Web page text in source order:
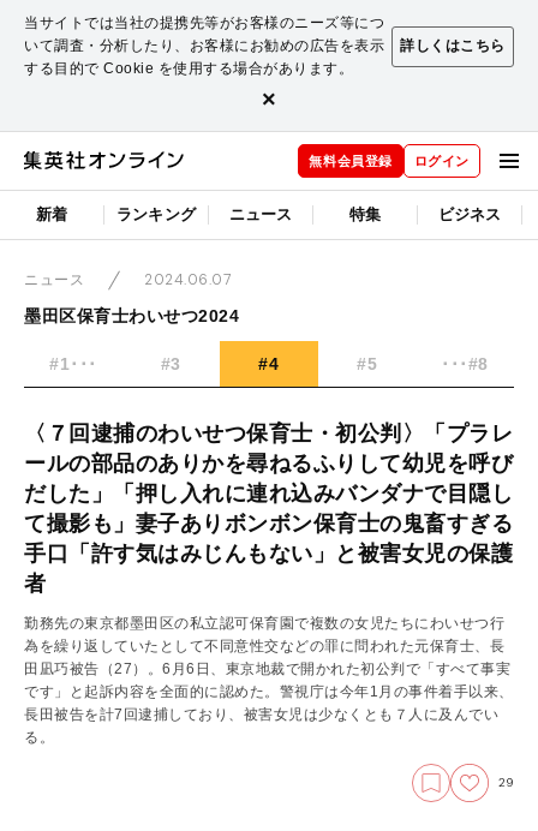
当サイトでは当社の提携先等がお客様のニーズ等につ
いて調査・分析したり、お客様にお勧めの広告を表示
する目的で Cookie を使用する場合があります。
詳しくはこちら
×
無料会員登録 ログイン
新着 ランキング ニュース 特集 ビジネス
ニュース
2024.06.07
墨田区保育士わいせつ2024
#1･･･ #3 #4 #5 ･･･#8
〈７回逮捕のわいせつ保育士・初公判〉「プラレ
ールの部品のありかを尋ねるふりして幼児を呼び
だした」「押し入れに連れ込みバンダナで目隠し
て撮影も」妻子ありボンボン保育士の鬼畜すぎる
手口「許す気はみじんもない」と被害女児の保護
者
勤務先の東京都墨田区の私立認可保育園で複数の女児たちにわいせつ行
為を繰り返していたとして不同意性交などの罪に問われた元保育士、長
田凪巧被告（27）。6月6日、東京地裁で開かれた初公判で「すべて事実
です」と起訴内容を全面的に認めた。警視庁は今年1月の事件着手以来、
長田被告を計7回逮捕しており、被害女児は少なくとも７人に及んでい
る。
29